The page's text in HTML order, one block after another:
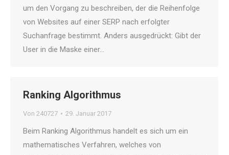
um den Vorgang zu beschreiben, der die Reihenfolge
von Websites auf einer SERP nach erfolgter
Suchanfrage bestimmt. Anders ausgedrückt: Gibt der
User in die Maske einer…
Ranking Algorithmus
Von 240727 29. Januar 2017
Beim Ranking Algorithmus handelt es sich um ein
mathematisches Verfahren, welches von